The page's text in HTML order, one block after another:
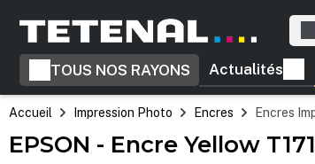
Passer à la navigation principale
TOUS NOS RAYONS Actualités
Accueil Impression Photo Encres Encres
EPSON - Encre Yellow